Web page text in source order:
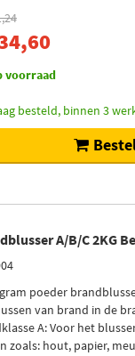
voorraad
besteld, binnen 3
A/B/C 2KG
poeder
van brand in de
A: Voor het
zoals: hout, papier,